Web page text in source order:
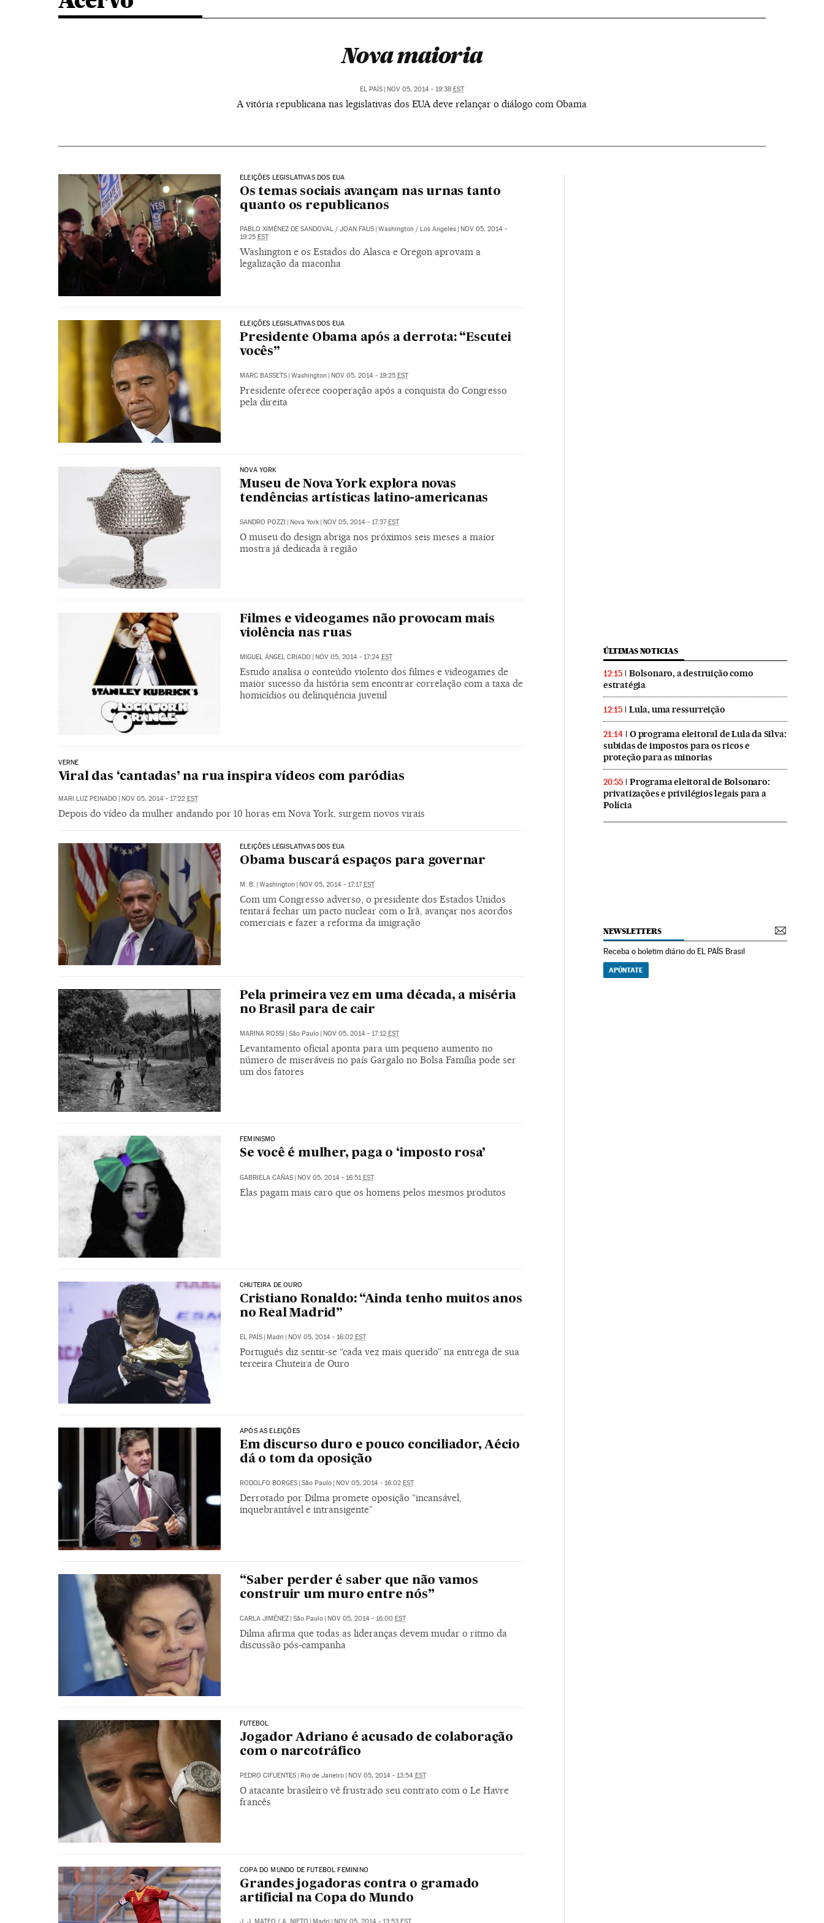
Nova maioria
EL PAÍS | NOV 05, 2014 - 19:38 EST
A vitória republicana nas legislativas dos EUA deve relançar o diálogo com Obama
ELEIÇÕES LEGISLATIVAS DOS EUA
Os temas sociais avançam nas urnas tanto
quanto os republicanos
PABLO XIMÉNEZ DE SANDOVAL/ JOAN FAUS Washington / Los Angeles
NOV 05, 2014 -
19:25 EST
Washington e os Estados do Alasca e Oregon aprovam a
legalização da maconha
ELEIÇÕES LEGISLATIVAS DOS EUA
Presidente Obama após a derrota: “Escutei
vocês”
MARC BASSETS Washington NOV 05, 2014 - 19:25 EST
Presidente oferece cooperação após a conquista do Congresso
pela direita
NOVA YORK
Museu de Nova York explora novas
tendências artísticas latino-americanas
SANDRO POZZI | Nova York | NOV 05, 2014 - 17:37EST
O museu do design abriga nos próximos seis meses a maior
mostra já dedicada à região
Filmes e videogames não provocam mais
violência nas ruas
MIGUEL ÁNGEL CRIADO | NOV 05, 2014 - 17:24 EST
Estudo analisa o conteúdo violento dos filmes e videogames de
maior sucesso da história sem encontrar correlação com a taxa de
homicídios ou delinquência juvenil
VERNE
Viral das ‘cantadas’ na rua inspira vídeos com paródias
MARI LUZ PEINADO | NOV 05, 2014 - 17:22 EST
Depois do vídeo da mulher andando por 10 horas em Nova York, surgem novos virais
ELEIÇÕES LEGISLATIVAS DOS EUA
Obama buscará espaços para governar
M. B. | Washington | NOV 05, 2014 - 17:17EST
Com um Congresso adverso, o presidente dos Estados Unidos
tentará fechar um pacto nuclear com o Irã, avançar nos acordos
comerciais e fazer a reforma da imigração
Pela primeira vez em uma década, a miséria
no Brasil para de cair
MARINA ROSSI | São Paulo | NOV 05, 2014 - 17:12 EST
Levantamento oficial aponta para um pequeno aumento no
número de miseráveis no país Gargalo no Bolsa Família pode ser
um dos fatores
FEMINISMO
Se você é mulher, paga o ‘imposto rosa’
GABRIELA CAÑAS NOV 05, 2014 - 16:51 EST
Elas pagam mais caro que os homens pelos mesmos produtos
CHUTEIRA DE OURO
Cristiano Ronaldo: “Ainda tenho muitos anos
no Real Madrid”
EL PAÍS | Madri | NOV 05, 2014 - 16:02 EST
Português diz sentir-se “cada vez mais querido” na entrega de sua
terceira Chuteira de Ouro
APÓS AS ELEIÇÕES
Em discurso duro e pouco conciliador, Aécio
dá o tom da oposição
RODOLFO BORGES São Paulo NOV 05, 2014 - 16:02 EST
Derrotado por Dilma promete oposição “incansável,
inquebrantável e intransigente”
“Saber perder é saber que não vamos
construir um muro entre nós”
CARLA JIMÉNEZ São Paulo NOV 05, 2014 - 16:00 EST
Dilma afirma que todas as lideranças devem mudar o ritmo da
discussão pós-campanha
FUTEBOL
Jogador Adriano é acusado de colaboração
com o narcotráfico
PEDRO CIFUENTES | Rio de Janeiro | NOV 05, 2014 - 13:54 EST
O atacante brasileiro vê frustrado seu contrato com o Le Havre
francês
COPA DO MUNDO DE FUTEBOL FEMININO
Grandes jogadoras contra o gramado
artificial na Copa do Mundo
ÚLTIMAS NOTICIAS
12:15
Bolsonaro, a destruição como
estratégia
12:15 Lula, uma ressurreição
21:14
O programa eleitoral de Lula da Silva:
subidas de impostos para os ricos e
proteção para as minorias
20:55
Programa eleitoral de Bolsonaro:
privatizações e privilégios legais para a
Polícia
NEWSLETTERS
Receba o boletim diário do EL PAÍS Brasil
APÚNTATE